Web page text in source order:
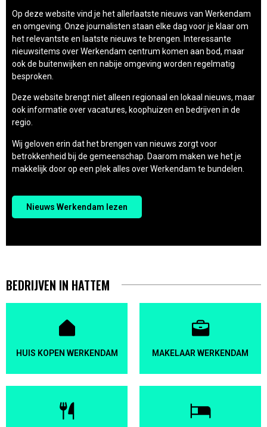
Op deze website vind je het allerlaatste nieuws van Werkendam
en omgeving. Onze journalisten staan elke dag voor je klaar om
het relevantste en laatste nieuws te brengen. Interessante
nieuwsitems over Werkendam centrum komen aan bod, maar
ook de buitenwijken en nabije omgeving worden regelmatig
besproken.
Deze website brengt niet alleen regionaal en lokaal nieuws, maar
ook informatie over vacatures, koophuizen en bedrijven in de
regio.
Wij geloven erin dat het brengen van nieuws zorgt voor
betrokkenheid bij de gemeenschap. Daarom maken we het je
makkelijk door op een plek alles over Werkendam te bundelen.
Nieuws Werkendam lezen
BEDRIJVEN IN HATTEM
HUIS KOPEN WERKENDAM MAKELAAR WERKENDAM